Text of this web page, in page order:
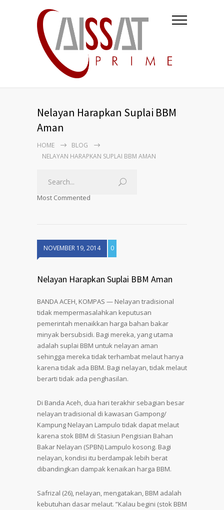
Nelayan Harapkan Suplai BBM
Aman
HOME
BLOG
NELAYAN HARAPKAN SUPLAI BBM AMAN
Most Commented
NOVEMBER 19, 2014 0
Nelayan Harapkan Suplai BBM Aman
BANDA ACEH, KOMPAS — Nelayan tradisional
tidak mempermasalahkan keputusan
pemerintah menaikkan harga bahan bakar
minyak bersubsidi. Bagi mereka, yang utama
adalah suplai BBM untuk nelayan aman
sehingga mereka tidak terhambat melaut hanya
karena tidak ada BBM. Bagi nelayan, tidak melaut
berarti tidak ada penghasilan.
Di Banda Aceh, dua hari terakhir sebagian besar
nelayan tradisional di kawasan Gampong/
Kampung Nelayan Lampulo tidak dapat melaut
karena stok BBM di Stasiun Pengisian Bahan
Bakar Nelayan (SPBN) Lampulo kosong. Bagi
nelayan, kondisi itu berdampak lebih berat
dibandingkan dampak kenaikan harga BBM.
Safrizal (26), nelayan, mengatakan, BBM adalah
kebutuhan dasar melaut. ”Kalau begini (stok BBM